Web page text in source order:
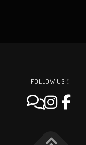
FOLLOW US！